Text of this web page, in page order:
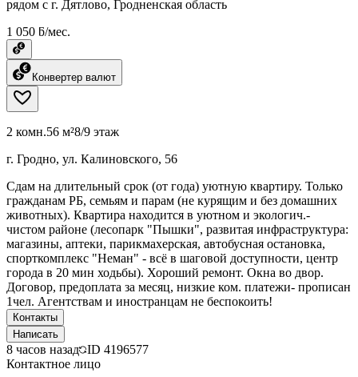
рядом с г. Дятлово, Гродненская область
1 050 ƃ/мес.
Конвертер валют
2 комн.56 м²8/9 этаж
г. Гродно, ул. Калиновского, 56
Сдам на длительный срок (от года) уютную квартиру. Только
гражданам РБ, семьям и парам (не курящим и без домашних
животных). Квартира находится в уютном и экологич.-
чистом районе (лесопарк "Пышки", развитая инфраструктура:
магазины, аптеки, парикмахерская, автобусная остановка,
спорткомплекс "Неман" - всё в шаговой доступности, центр
города в 20 мин ходьбы). Хороший ремонт. Окна во двор.
Договор, предоплата за месяц, низкие ком. платежи- прописан
1чел. Агентствам и иностранцам не беспокоить!
Контакты
Написать
8 часов назад ID 4196577
Контактное лицо